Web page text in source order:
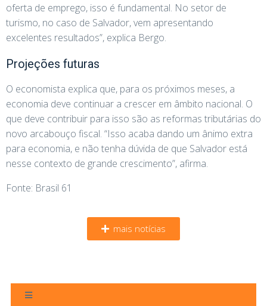
oferta de emprego, isso é fundamental. No setor de
turismo, no caso de Salvador, vem apresentando
excelentes resultados”, explica Bergo.
Projeções futuras
O economista explica que, para os próximos meses, a
economia deve continuar a crescer em âmbito nacional. O
que deve contribuir para isso são as reformas tributárias do
novo arcabouço fiscal. “Isso acaba dando um ânimo extra
para economia, e não tenha dúvida de que Salvador está
nesse contexto de grande crescimento”, afirma.
Fonte: Brasil 61
mais notícias